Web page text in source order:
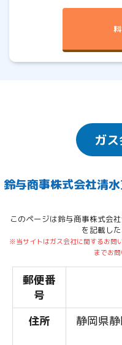
ガ
鈴与商事株式会社清
このページは鈴与商事株式会
を記載し
※当サイトはガス会社に関するお問
までお問
郵便番
号
住所
静岡県